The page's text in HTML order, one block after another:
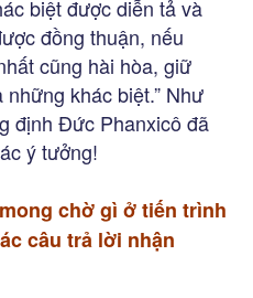
biệt được diễn tả và
đồng thuận, nếu
cũng hài hòa, giữ
khác biệt.” Như
định Đức Phanxicô đã
ý tưởng!
chờ gì ở tiến trình
câu trả lời nhận